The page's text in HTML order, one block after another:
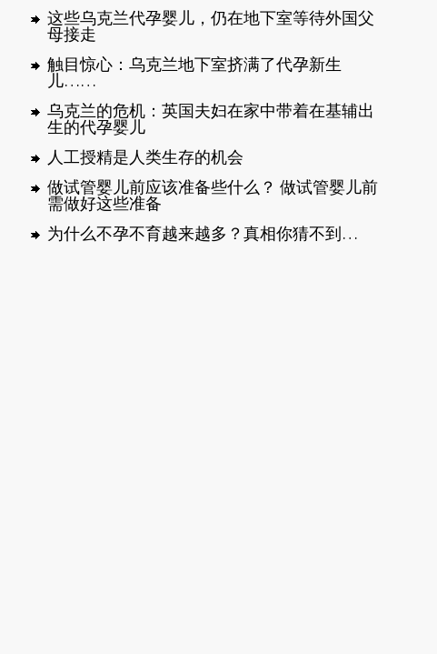
这些乌克兰代孕婴儿，仍在地下室等待外国父
母接走
触目惊心：乌克兰地下室挤满了代孕新生
儿……
乌克兰的危机：英国夫妇在家中带着在基辅出
生的代孕婴儿
人工授精是人类生存的机会
做试管婴儿前应该准备些什么？ 做试管婴儿前
需做好这些准备
为什么不孕不育越来越多？真相你猜不到…